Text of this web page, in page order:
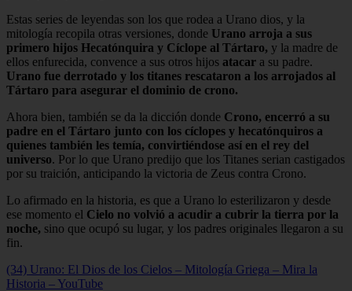
Estas series de leyendas son los que rodea a Urano dios, y la
mitología recopila otras versiones, donde Urano arroja a sus
primero hijos Hecatónquira y Cíclope al Tártaro, y la madre de
ellos enfurecida, convence a sus otros hijos atacar a su padre.
Urano fue derrotado y los titanes rescataron a los arrojados al
Tártaro para asegurar el dominio de crono.
Ahora bien, también se da la dicción donde Crono, encerró a su
padre en el Tártaro junto con los cíclopes y hecatónquiros a
quienes también les temía, convirtiéndose así en el rey del
universo. Por lo que Urano predijo que los Titanes serian castigados
por su traición, anticipando la victoria de Zeus contra Crono.
Lo afirmado en la historia, es que a Urano lo esterilizaron y desde
ese momento el Cielo no volvió a acudir a cubrir la tierra por la
noche, sino que ocupó su lugar, y los padres originales llegaron a su
fin.
(34) Urano: El Dios de los Cielos – Mitología Griega – Mira la
Historia – YouTube